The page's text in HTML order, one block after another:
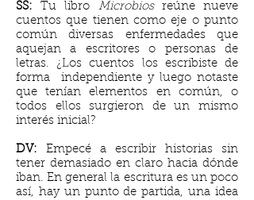
SS: Tu libro Microbiosreúne nueve
cuentos que tienen como eje o punto
común diversas enfermedades que
aquejan a escritores o personas de
letras. ¿Los cuentos los escribiste de
forma independiente y luego notaste
que tenían elementos en común, o
todos ellos surgieron de un mismo
interés inicial?
DV: Empecé a escribir historias sin
tener demasiado en claro hacia dónde
iban. En general la escritura es un poco
así, hay un punto de partida, una idea